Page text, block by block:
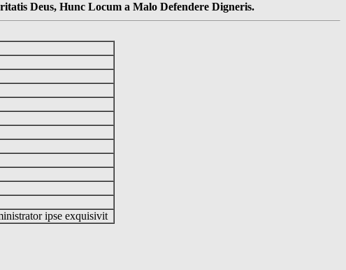
Deus, Hunc Locum a Malo Defendere Digneris.
ipse exquisivit